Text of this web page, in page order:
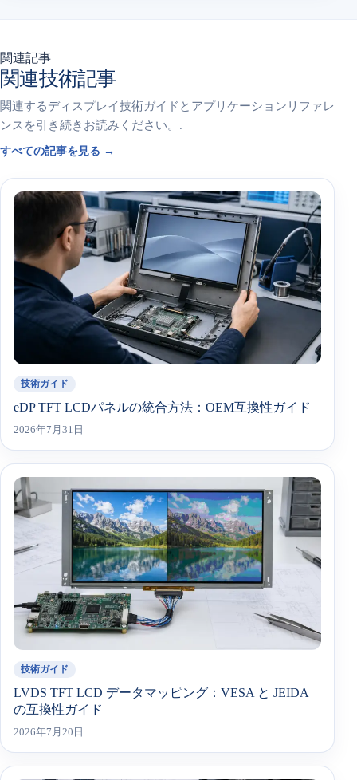
関連記事
関連技術記事
関連するディスプレイ技術ガイドとアプリケーションリファレ
ンスを引き続きお読みください。.
すべての記事を見る →
技術ガイド
eDP TFT LCDパネルの統合方法：OEM互換性ガイド
2026年7月31日
技術ガイド
LVDS TFT LCD データマッピング：VESA と JEIDA
の互換性ガイド
2026年7月20日